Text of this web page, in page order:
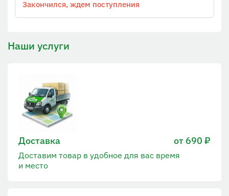
Закончился, ждем поступления
Наши услуги
Доставка от 690 ₽
Доставим товар в удобное для вас время
и место